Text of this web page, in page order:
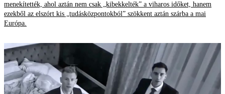
menekítették, ahol aztán nem csak „kibekkelték” a viharos időket, hanem
ezekből az elszórt kis „tudásközpontokból” szökkent aztán szárba a mai
Európa.